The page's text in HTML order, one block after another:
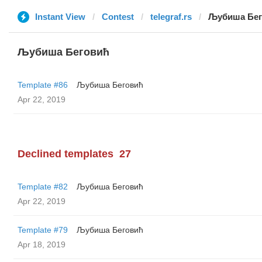
Instant View Contest telegraf.rs Љубиша
Љубиша Беговић
Template #86
Љубиша Беговић
Apr 22, 2019
Declined templates 27
Template #82
Љубиша Беговић
Apr 22, 2019
Template #79
Љубиша Беговић
Apr 18, 2019